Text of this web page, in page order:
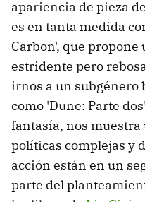
apariencia de pieza
es en tanta medida
Carbon', que
estridente pero
irnos a un
como 'Dune: Parte
fantasía, nos
políticas complejas y
acción están en un
parte del